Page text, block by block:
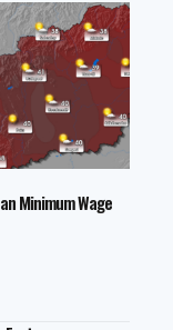
Minimum Wage